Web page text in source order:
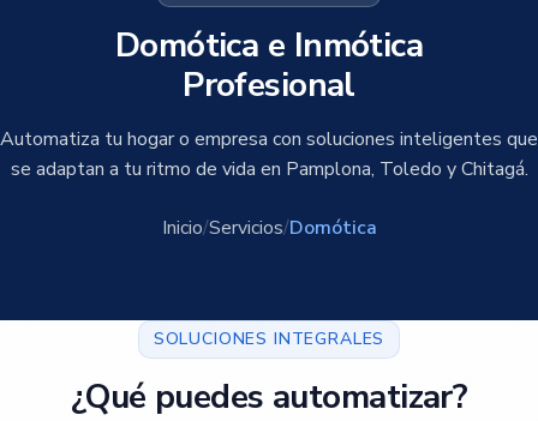
Domótica e Inmótica
Profesional
Automatiza tu hogar o empresa con soluciones inteligentes que
se adaptan a tu ritmo de vida en Pamplona, Toledo y Chitagá.
Inicio/Servicios/Domótica
SOLUCIONES INTEGRALES
¿Qué puedes automatizar?